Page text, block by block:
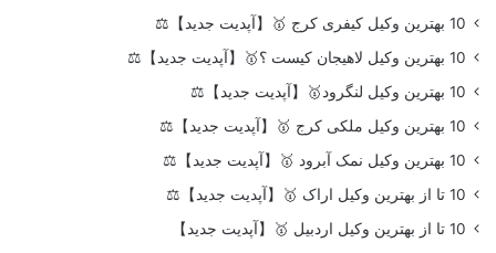
10 بهترین وکیل کیفری کرج 🥇【آپدیت جدید】⚖️
10 بهترین وکیل لاهیجان کیست ؟🥇【آپدیت جدید】⚖️
10 بهترین وکیل لنگرود🥇【آپدیت جدید】⚖️
10 بهترین وکیل ملکی کرج 🥇【آپدیت جدید】⚖️
10 بهترین وکیل نمک آبرود 🥇【آپدیت جدید】⚖️
10 تا از بهترین وکیل اراک 🥇【آپدیت جدید】⚖️
10 تا از بهترین وکیل اردبیل 🥇【آپدیت جدید】